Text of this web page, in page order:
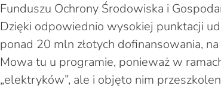
Funduszu Ochrony Środowiska i
Dzięki odpowiednio wysokiej punktacji
ponad 20 mln złotych dofinansowania,
Mowa tu u programie, ponieważ w
„elektryków”, ale i objęto nim